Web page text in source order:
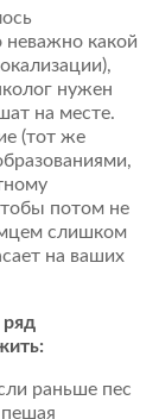
неважно какой
нужен
на месте.
(тот же
потом не
слишком
на ваших
раньше пес